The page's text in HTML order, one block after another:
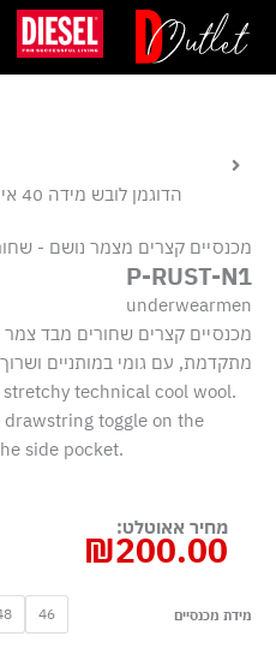
לתוכן
מכנסיים קצרים מצמר נושם -
P-RUST-N1
underwearmen
מכנסיים קצרים שחורים מבד צמר
מתקדמת, עם גומי במותניים
technical cool wool.
toggle on the
side pocket.
מחיר אאוטלט:
₪200.00
מידת מכנסיים 46
הדוגמן לובש מידה 40 איטלקית, גובהו 175 ס"מ